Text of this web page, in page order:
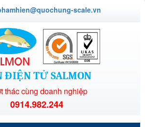
scale.vn
ĐIỆN TỬ SALMON
thác cùng doanh nghiệp
0914.982.244